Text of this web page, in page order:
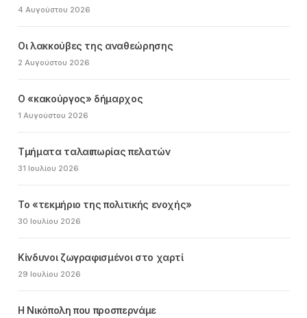
4 Αυγούστου 2026
Οι λακκούβες της αναθεώρησης
2 Αυγούστου 2026
Ο «κακούργος» δήμαρχος
1 Αυγούστου 2026
Τμήματα ταλαιπωρίας πελατών
31 Ιουλίου 2026
Το «τεκμήριο της πολιτικής ενοχής»
30 Ιουλίου 2026
Κίνδυνοι ζωγραφισμένοι στο χαρτί
29 Ιουλίου 2026
Η Νικόπολη που προσπερνάμε